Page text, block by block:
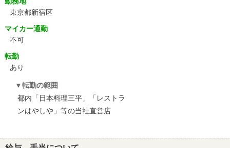
東京都新宿区
マイカー通勤
不可
転勤
あり
転勤の範囲
都内「日本料理三平」「レストラ
ンはやしや」等の当社直営店